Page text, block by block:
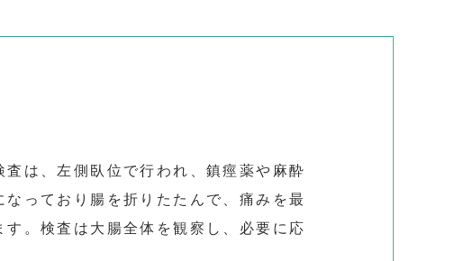
は、左側臥位で行われ、鎮痙薬や麻酔
っており腸を折りたたんで、痛みを最
。検査は大腸全体を観察し、必要に応